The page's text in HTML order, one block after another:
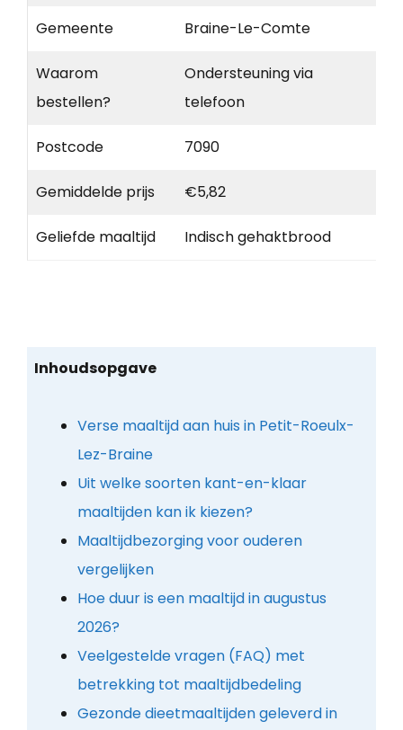
Gemeente Braine-Le-Comte
Waarom
bestellen?
Ondersteuning via
telefoon
Postcode 7090
Gemiddelde prijs €5,82
Geliefde maaltijd Indisch gehaktbrood
Inhoudsopgave
Verse maaltijd aan huis in Petit-Roeulx-
Lez-Braine
Uit welke soorten kant-en-klaar
maaltijden kan ik kiezen?
Maaltijdbezorging voor ouderen
vergelijken
Hoe duur is een maaltijd in augustus
2026?
Veelgestelde vragen (FAQ) met
betrekking tot maaltijdbedeling
Gezonde dieetmaaltijden geleverd in